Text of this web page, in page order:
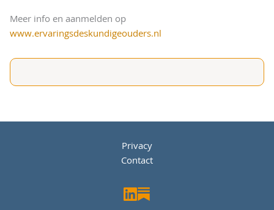
Meer info en aanmelden op
www.ervaringsdeskundigeouders.nl
Privacy
Contact